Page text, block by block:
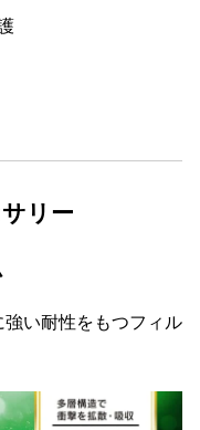
リー
い耐性をもつフィル